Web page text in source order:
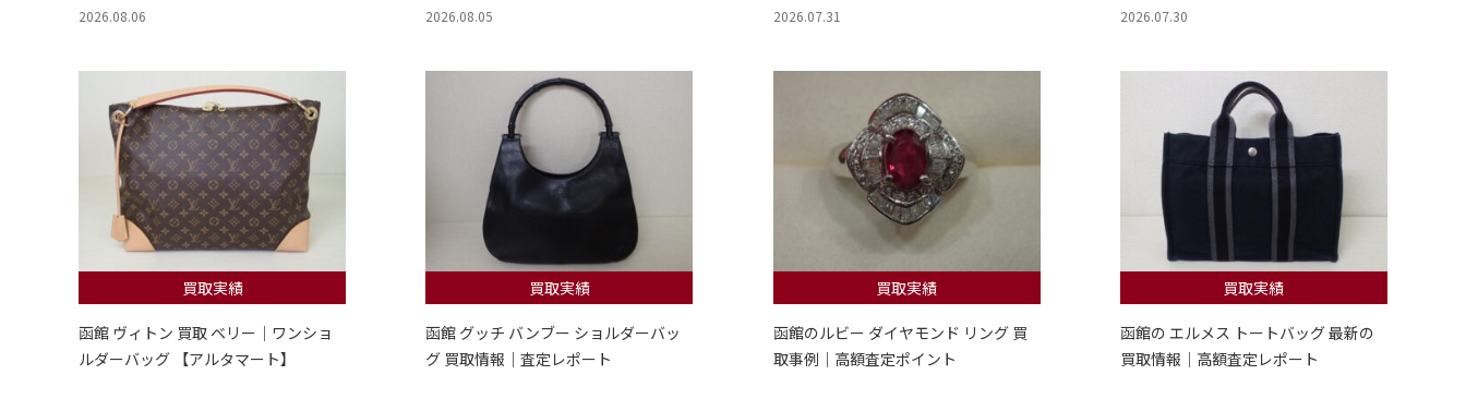
2026.08.06 2026.08.05 2026.07.31 2026.07.30
買取実績
函館 ヴィトン 買取 ベリー｜ワンショ
ルダーバッグ 【アルタマート】
買取実績
函館 グッチ バンブー ショルダーバッ
グ 買取情報｜査定レポート
買取実績
函館のルビー ダイヤモンド リング 買
取事例｜高額査定ポイント
買取実績
函館の エルメス トートバッグ 最新の
買取情報｜高額査定レポート